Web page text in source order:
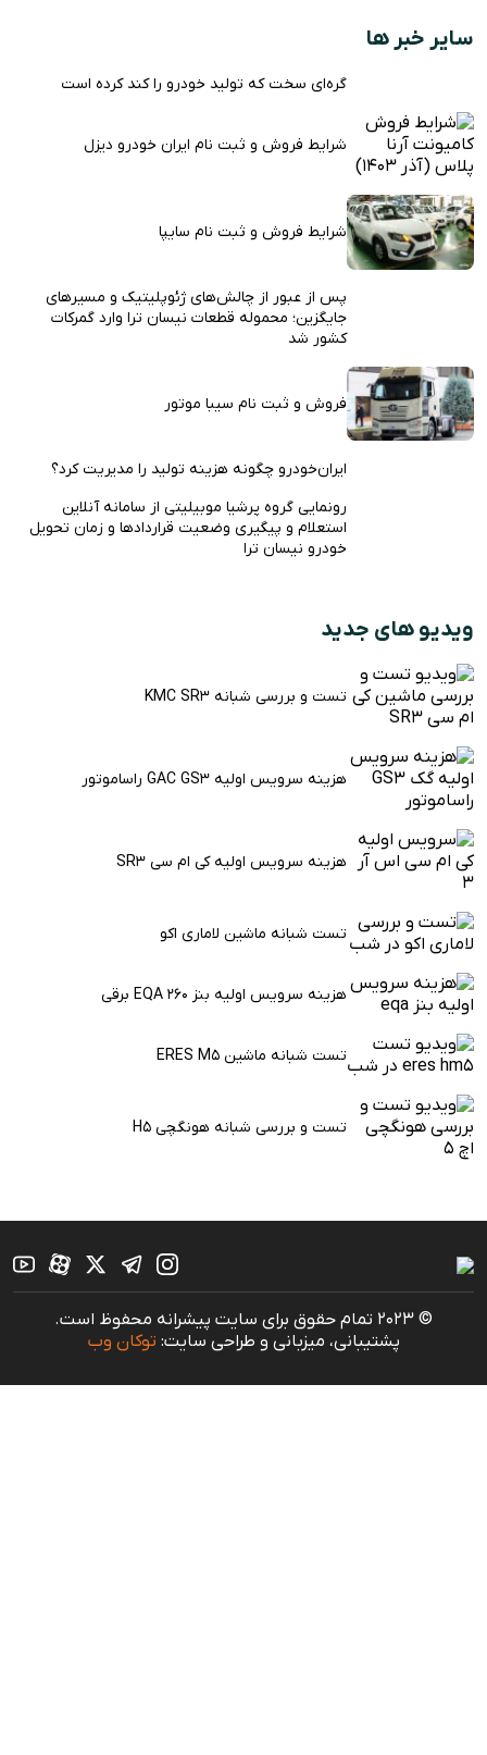
سایر خبر ها
گره‌ای سخت که تولید خودرو را کند کرده است
شرایط فروش و ثبت نام ایران خودرو دیزل
شرایط فروش و ثبت نام سایپا
پس از عبور از چالش‌های ژئوپلیتیک و مسیرهای
جایگزین؛ محموله قطعات نیسان ترا وارد گمرکات
کشور شد
فروش و ثبت نام سیبا موتور
ایران‌خودرو چگونه هزینه تولید را مدیریت کرد؟
رونمایی گروه پرشیا موبیلیتی از سامانه آنلاین
استعلام و پیگیری وضعیت قراردادها و زمان تحویل
خودرو نیسان ترا
ویدیو های جدید
تست و بررسی شبانه KMC SR3
هزینه سرویس اولیه GAC GS3 راساموتور
هزینه سرویس اولیه کی ام سی SR3
تست شبانه ماشین لاماری اکو
هزینه سرویس اولیه بنز EQA 260 برقی
تست شبانه ماشین ERES M5
تست و بررسی شبانه هونگچی H5
© 2023 تمام حقوق برای سایت پیشرانه محفوظ است.
پشتیبانی، میزبانی و طراحی سایت: توکان وب